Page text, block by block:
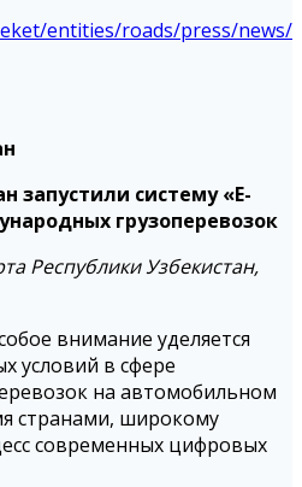
entities/roads/press/news/
запустили систему «E-
грузоперевозок
Республики Узбекистан,
внимание уделяется
условий в сфере
на автомобильном
странами, широкому
современных цифровых